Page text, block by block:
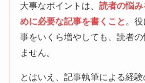
大事なポイントは、読者の悩
めに必要な記事を書くこと 。
事をいくら増やしても、読者の
ません。
とはいえ、記事執筆による経